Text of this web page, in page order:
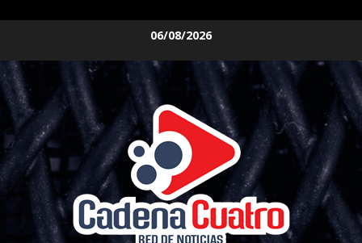
contenido
06/08/2026